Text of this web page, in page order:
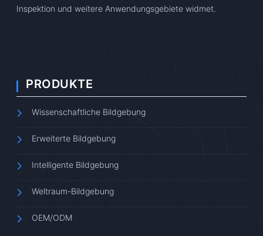
Inspektion und weitere Anwendungsgebiete widmet.
PRODUKTE
Wissenschaftliche Bildgebung
Erweiterte Bildgebung
Intelligente Bildgebung
Weltraum-Bildgebung
OEM/ODM